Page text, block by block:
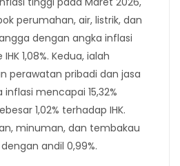
perumahan, air, listrik, dan
dengan angka inflasi
1,08%. Kedua, ialah
perawatan pribadi dan jasa
mencapai 15,32%
1,02% terhadap IHK.
minuman, dan tembakau
andil 0,99%.